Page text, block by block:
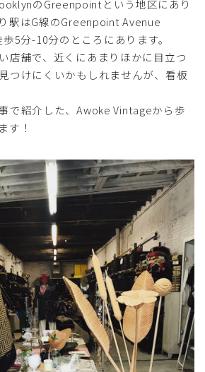
のGreenpointという地区にあり
駅はG線のGreenpoint Avenue
5分-10分のところにあります。
店舗で、近くにあまりほかに目立つ
つけにくいかもしれませんが、看板
で紹介した、Awoke Vintageから歩
す！